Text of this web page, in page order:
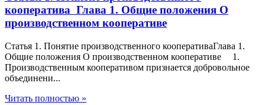
кооператива Глава 1. Общие положения О
производственном кооперативе
Статья 1. Понятие производственного кооперативаГлава 1.
Общие положения О производственном кооперативе 1.
Производственным кооперативом признается добровольное
объединени...
Читать полностью »